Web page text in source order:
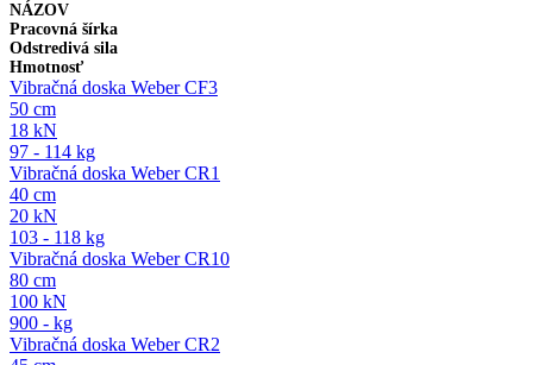
NÁZOV
Pracovná šírka
Odstredivá sila
Hmotnosť
Vibračná doska Weber CF3
50 cm
18 kN
97 - 114 kg
Vibračná doska Weber CR1
40 cm
20 kN
103 - 118 kg
Vibračná doska Weber CR10
80 cm
100 kN
900 - kg
Vibračná doska Weber CR2